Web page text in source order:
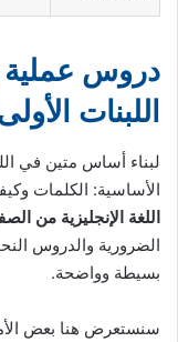
دروس
اللبنات
لبناء أساس متين في
الأساسية: الكلمات
اللغة الإنجليزية من
الضرورية والدروس
بسيطة وواضحة.
سنستعرض هنا بعض